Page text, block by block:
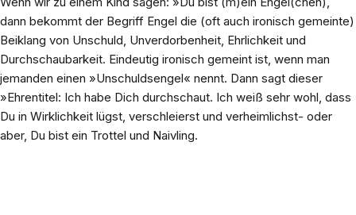
dann bekommt der Begriff Engel die (oft auch ironisch gemeinte)
Beiklang von Unschuld, Unverdorbenheit, Ehrlichkeit und
Durchschaubarkeit. Eindeutig ironisch gemeint ist, wenn man
jemanden einen »Unschuldsengel« nennt. Dann sagt dieser
»Ehrentitel: Ich habe Dich durchschaut. Ich weiß sehr wohl, dass
Du in Wirklichkeit lügst, verschleierst und verheimlichst- oder
aber, Du bist ein Trottel und Naivling.